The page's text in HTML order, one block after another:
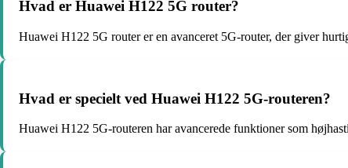
Hvad er Huawei H122 5G router?
Huawei H122 5G router er en avanceret 5G-router, der giver
Hvad er specielt ved Huawei H122 5G-routeren?
Huawei H122 5G-routeren har avancerede funktioner som